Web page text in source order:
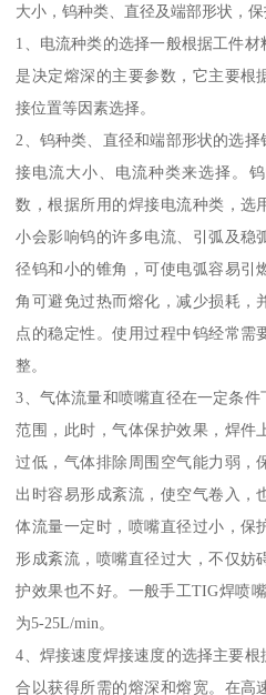
大小，钨种类、直径及端部形状，保
1、电流种类的选择一般根据工件
是决定熔深的主要参数，它主要根
接位置等因素选择。
2、钨种类、直径和端部形状的选
接电流大小、电流种类来选择。
数，根据所用的焊接电流种类，选
小会影响钨的许多电流、引弧及稳
径钨和小的锥角，可使电弧容易引
角可避免过热而熔化，减少损耗，
点的稳定性。使用过程中钨经常需
整。
3、气体流量和喷嘴直径在一定条
范围，此时，气体保护效果，焊件
过低，气体排除周围空气能力弱，
出时容易形成紊流，使空气卷入，
体流量一定时，喷嘴直径过小，保
形成紊流，喷嘴直径过大，不仅妨
护效果也不好。一般手工TIG焊喷
为5-25L/min。
4、焊接速度焊接速度的选择主要
合以获得所需的熔深和熔宽。在高